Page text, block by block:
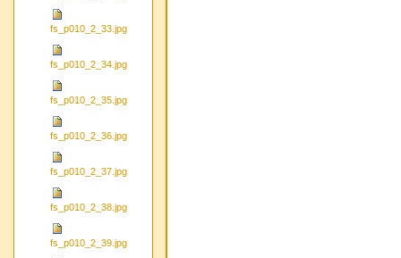
fs_p010_2_33.jpg
fs_p010_2_34.jpg
fs_p010_2_35.jpg
fs_p010_2_36.jpg
fs_p010_2_37.jpg
fs_p010_2_38.jpg
fs_p010_2_39.jpg